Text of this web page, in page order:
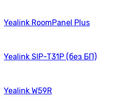
Yealink RoomPanel Plus
Yealink SIP-T31P (без БП)
Yealink W59R